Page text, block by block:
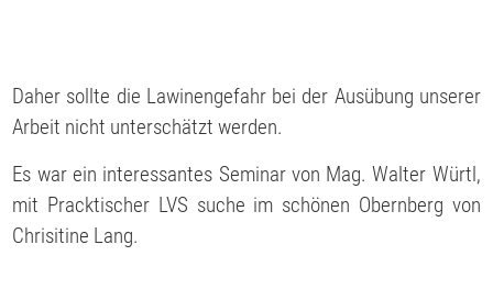
Daher sollte die Lawinengefahr bei der Ausübung unserer
Arbeit nicht unterschätzt werden.
Es war ein interessantes Seminar von Mag. Walter Würtl,
mit Pracktischer LVS suche im schönen Obernberg von
Chrisitine Lang.